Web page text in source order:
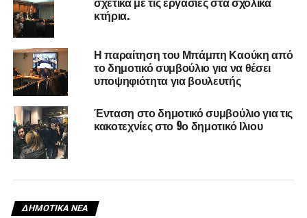
κτήρια.
Η παραίτηση του Μπάμπη Καούκη από
το δημοτικό συμβούλιο για να θέσει
υποψηφιότητα για βουλευτής
Ένταση στο δημοτικό συμβούλιο για τις
κακοτεχνίες στο 9ο δημοτικό Ιλιου
ΔΗΜΟΤΙΚΆ ΝΈΑ